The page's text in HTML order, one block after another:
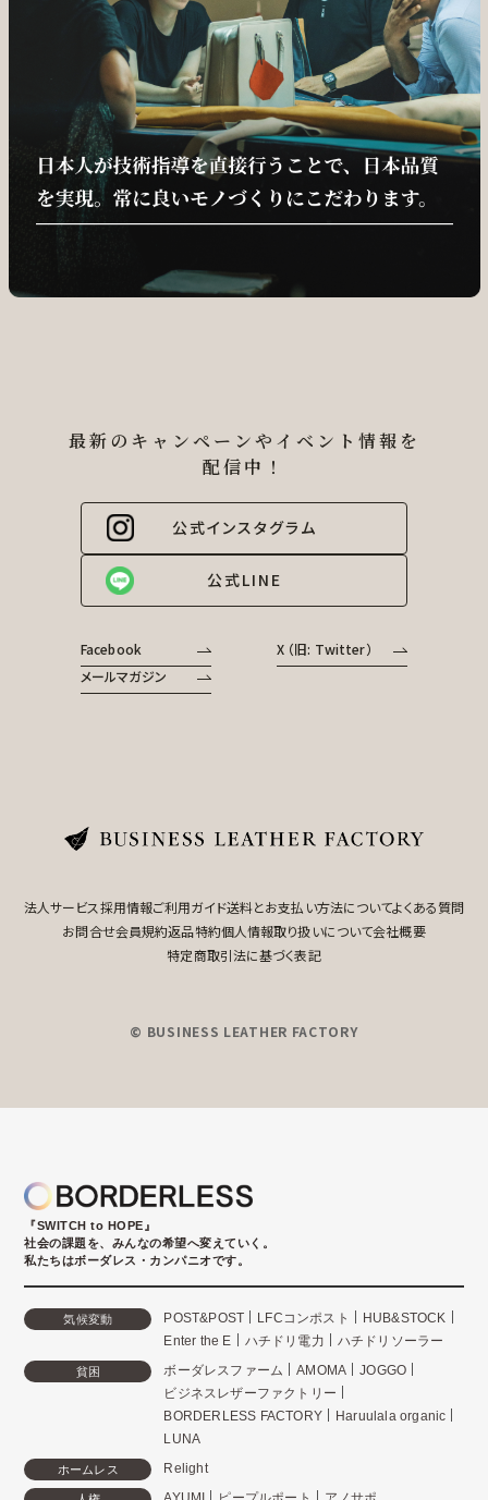
最新のキャンペーンやイベント情報を
配信中！
公式インスタグラム
公式LINE
Facebook
X （旧: Twitter）
メールマガジン
法人サービス採用情報ご利用ガイド送料とお支払い方法についてよくある質問
お問合せ会員規約返品特約個人情報取り扱いについて会社概要
特定商取引法に基づく表記
© BUSINESS LEATHER FACTORY
『SWITCH to HOPE』
社会の課題を、みんなの希望へ変えていく。
私たちはボーダレス・カンパニオです。
気候変動 POST&POST LFCコンポスト
HUB&STOCK
Enter the E
ハチドリ電力 ハチドリソーラー
貧困 ボーダレスファーム AMOMA
JOGGO
ビジネスレザーファクトリー
BORDERLESS FACTORY
Haruulala organic
LUNA
ホームレス Relight